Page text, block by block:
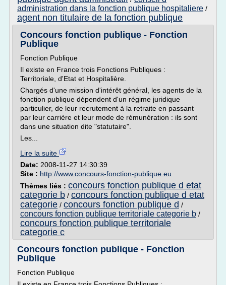
administration dans la fonction publique hospitaliere /
agent non titulaire de la fonction publique
Concours fonction publique - Fonction
Publique
Fonction Publique
Il existe en France trois Fonctions Publiques :
Territoriale, d'Etat et Hospitalière.
Chargés d'une mission d'intérêt général, les agents de la
fonction publique dépendent d'un régime juridique
particulier, de leur recrutement à la retraite en passant
par leur carrière et leur mode de rémunération : ils sont
dans une situation dite "statutaire".
Les...
Lire la suite
Date: 2008-11-27 14:30:39
Site : http://www.concours-fonction-publique.eu
Thèmes liés : concours fonction publique d etat
categorie b / concours fonction publique d etat
categorie / concours fonction publique d /
concours fonction publique territoriale categorie b /
concours fonction publique territoriale
categorie c
Concours fonction publique - Fonction
Publique
Fonction Publique